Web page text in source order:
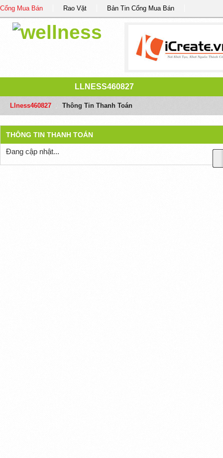
Cổng Mua Bán Rao Vặt Bản Tin Cổng Mua Bán
LLNESS460827
Llness460827 Thông Tin Thanh Toán
THÔNG TIN THANH TOÁN
Đang cập nhật...